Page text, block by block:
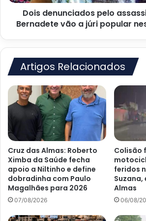
popular
Dois denunciados pelo
Bernadete vão a júri popular
Artigos Relacionados
Cruz das Almas: Roberto
Ximba da Saúde fecha
apoio a Niltinho e define
dobradinha com Paulo
Magalhães para 2026
07/08/2026
Colisão
feridos
Suzana,
Almas
06/08/